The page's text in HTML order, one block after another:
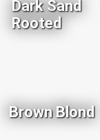
Dark Sand
Rooted
Brown Blond